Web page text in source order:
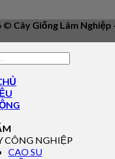
© Cây Giống Lâm Nghiệp
CÔNG NGHIỆP
CAO SU